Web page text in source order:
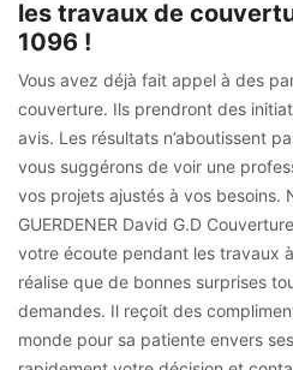
les travaux de
1096 !
Vous avez déjà fait appel à des
couverture. Ils prendront des
avis. Les résultats n’aboutissent
vous suggérons de voir une
vos projets ajustés à vos besoins.
GUERDENER David G.D
votre écoute pendant les travaux
réalise que de bonnes surprises
demandes. Il reçoit des
monde pour sa patiente envers